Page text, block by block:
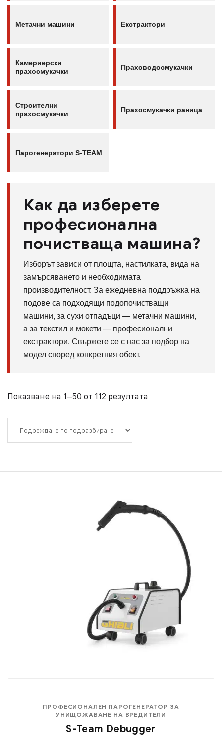
Метачни машини Екстрактори
Камериерски
прахосмукачки
Праховодосмукачки
Строителни
прахосмукачки
Прахосмукачки раница
Парогенератори S-TEAM
Как да изберете
професионална
почистваща машина?
Изборът зависи от площта, настилката, вида на
замърсяването и необходимата
производителност. За ежедневна поддръжка на
подове са подходящи подопочистващи
машини, за сухи отпадъци — метачни машини,
а за текстил и мокети — професионални
екстрактори. Свържете се с нас за подбор на
модел според конкретния обект.
Показване на 1–50 от 112 резултата
ПРОФЕСИОНАЛЕН ПАРОГЕНЕРАТОР ЗА
УНИЩОЖАВАНЕ НА ВРЕДИТЕЛИ
S-Team Debugger